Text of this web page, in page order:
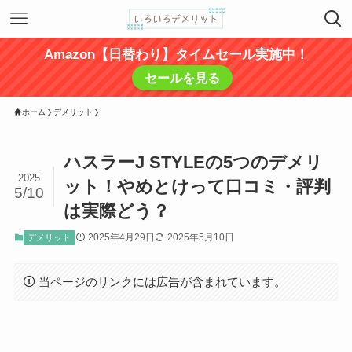
Amazon【日替わり】タイムセール実施中！
セールを見る
ホーム デメリット
ハスラーJ STYLEの5つのデメリ
ット！やめとけって口コミ・評判
は実際どう？
2025
5/10
デメリット 2025年4月29日 2025年5月10日
当ページのリンクには広告が含まれています。